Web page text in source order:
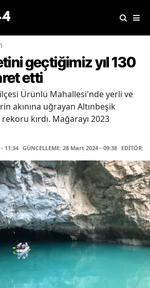
geçtiğimiz yıl 130
etti
Ürünlü Mahallesi'nde yerli ve
akınına uğrayan Altınbeşik
kırdı. Mağarayı 2023
11:34 GÜNCELLEME: 28 Mart 2024 - 09:38 EDİTÖR: